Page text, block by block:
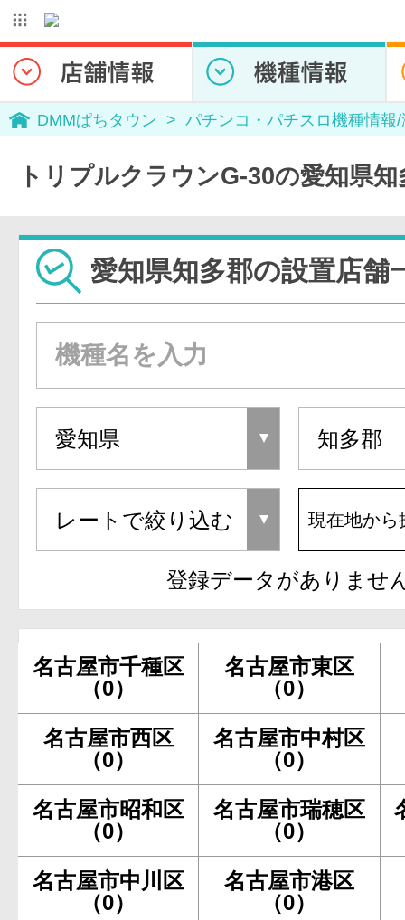
DMMぱちタウン パチンコ・パチスロ機種情報
トリプルクラウンG-30の愛知県
愛知県知多郡の設置店舗
現在地から
登録データがありませ
名古屋市千種区
（0）
名古屋市東区
（0）
名古屋市西区
（0）
名古屋市中村区
（0）
名古屋市昭和区
（0）
名古屋市瑞穂区
（0）
名古屋市中川区
（0）
名古屋市港区
（0）